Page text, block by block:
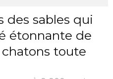
des sables qui
étonnante de
toute